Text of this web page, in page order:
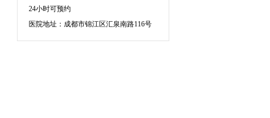
24小时可预约
医院地址：成都市锦江区汇泉南路116号